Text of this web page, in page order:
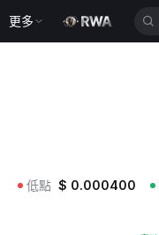
更多
低點 $ 0.000400